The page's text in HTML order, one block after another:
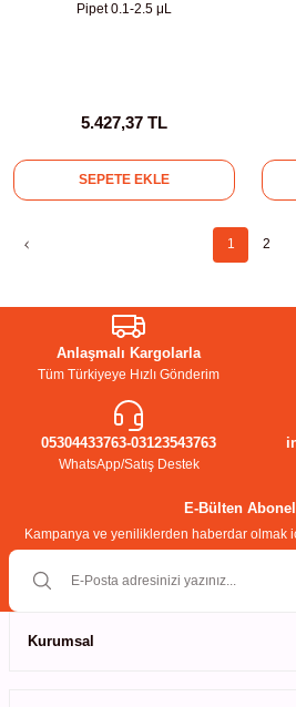
Pipet 0.1-2.5 μL
5.427,37 TL
SEPETE EKLE
1 2
Anlaşmalı Kargolarla
Tüm Türkiyeye Hızlı Gönderim
05304433763-03123543763
WhatsApp/Satış Destek
E-Bülten
Kampanya ve yeniliklerden haberdar olmak
Kurumsal